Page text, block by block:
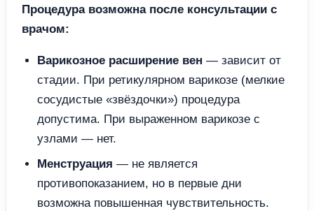
Процедура возможна после консультации с
врачом:
Варикозное расширение вен — зависит от
стадии. При ретикулярном варикозе (мелкие
сосудистые «звёздочки») процедура
допустима. При выраженном варикозе с
узлами — нет.
Менструация — не является
противопоказанием, но в первые дни
возможна повышенная чувствительность.